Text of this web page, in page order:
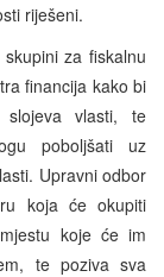
riješeni.
za fiskalnu
financija kako bi
vlasti, te
poboljšati uz
Upravni odbor
koja će okupiti
koje će im
te poziva sva